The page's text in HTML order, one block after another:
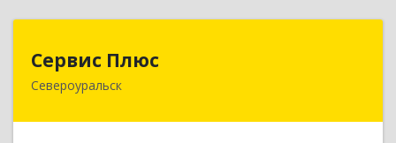
Сервис Плюс
Североуральск
624480, Свердловская обл, Североуральск г,